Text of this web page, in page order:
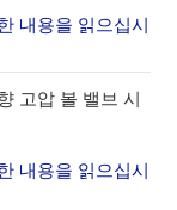
내용을 읽으십시
고압 볼 밸브 시
내용을 읽으십시